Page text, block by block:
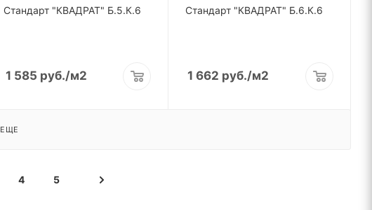
Стандарт "КВАДРАТ" Б.5.К.6
1 585 руб./м2
Стандарт "КВАДРАТ" Б.6.К.6
1 662 руб./м2
4 5